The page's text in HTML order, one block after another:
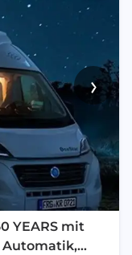
›
YEARS mit
Automatik,